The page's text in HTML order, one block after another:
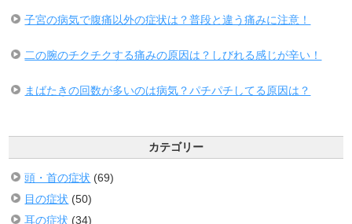
子宮の病気で腹痛以外の症状は？普段と違う痛みに注意！
二の腕のチクチクする痛みの原因は？しびれる感じが辛い！
まばたきの回数が多いのは病気？パチパチしてる原因は？
カテゴリー
頭・首の症状 (69)
目の症状 (50)
耳の症状 (34)